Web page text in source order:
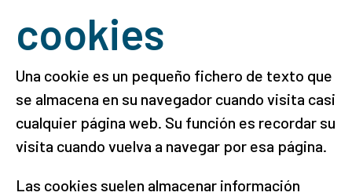
cookies
Una cookie es un pequeño fichero de texto que
se almacena en su navegador cuando visita casi
cualquier página web. Su función es recordar su
visita cuando vuelva a navegar por esa página.
Las cookies suelen almacenar información